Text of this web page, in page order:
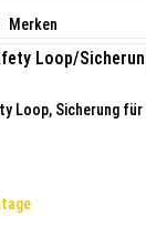
Merken
Loop/
Loop, Sicherung